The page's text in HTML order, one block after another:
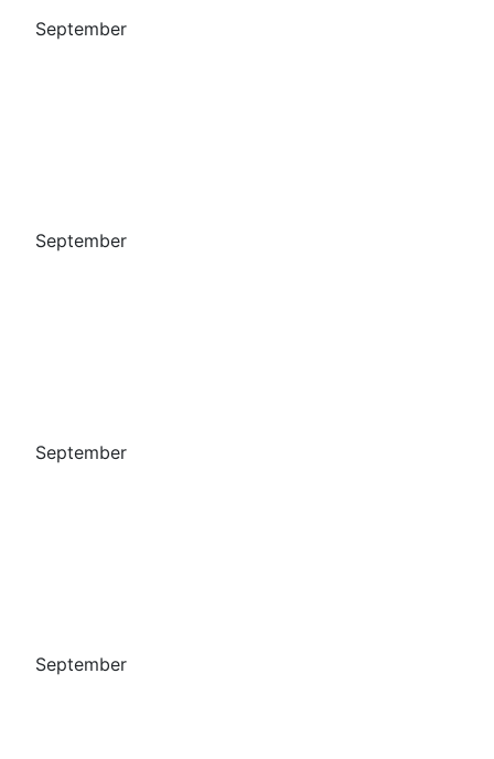
September
September
September
September